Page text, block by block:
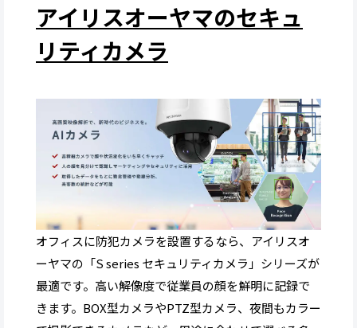
アイリスオーヤマのセキュ
リティカメラ
オフィスに防犯カメラを設置するなら、アイリスオ
ーヤマの「S series セキュリティカメラ」シリーズが
最適です。高い解像度で従業員の顔を鮮明に記録で
きます。BOX型カメラやPTZ型カメラ、夜間もカラー